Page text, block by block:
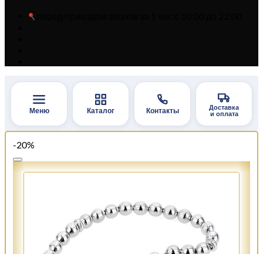
Меню Каталог Контакты
Доставка
и оплата
-20%